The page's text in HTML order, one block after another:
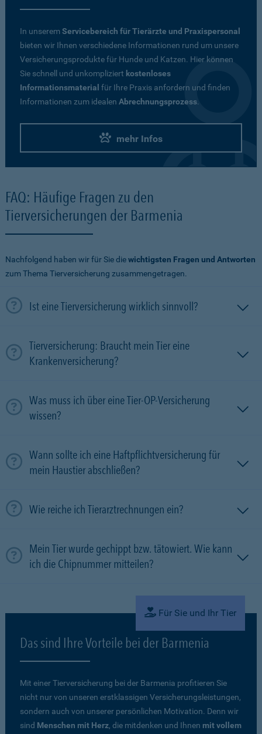
In unseremServicebereich für Tierärzte und Praxispersonal
bieten wir Ihnen verschiedene Informationen rund um unsere
Versicherungsprodukte für Hunde und Katzen. Hier können
Sie schnell und unkompliziert kostenloses
Informationsmaterial für Ihre Praxis anfordern und finden
Informationen zum idealen Abrechnungsprozess.
mehr Infos
FAQ: Häufige Fragen zu den
Tierversicherungen der Barmenia
Nachfolgend haben wir für Sie diewichtigsten Fragen und Antworten
zum Thema Tierversicherung zusammengetragen.
Ist eine Tierversicherung wirklich sinnvoll?
Tierversicherung: Braucht mein Tier eine
Krankenversicherung?
Was muss ich über eine Tier-OP-Versicherung
wissen?
Wann sollte ich eine Haftpflichtversicherung für
mein Haustier abschließen?
Wie reiche ich Tierarztrechnungen ein?
Mein Tier wurde gechippt bzw. tätowiert. Wie kann
ich die Chipnummer mitteilen?
Für Sie und Ihr Tier
Das sind Ihre Vorteile bei der Barmenia
Mit einer Tierversicherung bei der Barmenia profitieren Sie
nicht nur von unseren erstklassigen Versicherungsleistungen,
sondern auch von unserer persönlichen Motivation. Denn wir
sind Menschen mit Herz, die mitdenken und Ihnen mit vollem